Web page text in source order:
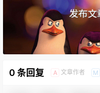
0 条回复 A 文章作者 M